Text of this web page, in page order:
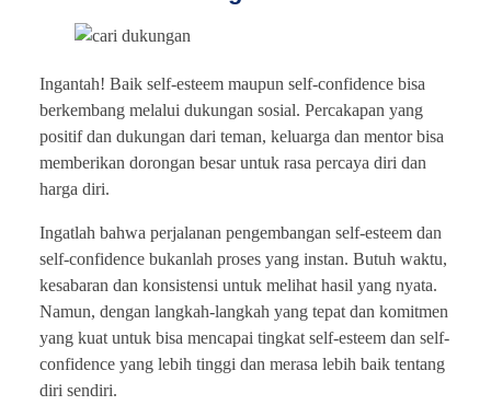
Ingantah! Baik self-esteem maupun self-confidence bisa
berkembang melalui dukungan sosial. Percakapan yang
positif dan dukungan dari teman, keluarga dan mentor bisa
memberikan dorongan besar untuk rasa percaya diri dan
harga diri.
Ingatlah bahwa perjalanan pengembangan self-esteem dan
self-confidence bukanlah proses yang instan. Butuh waktu,
kesabaran dan konsistensi untuk melihat hasil yang nyata.
Namun, dengan langkah-langkah yang tepat dan komitmen
yang kuat untuk bisa mencapai tingkat self-esteem dan self-
confidence yang lebih tinggi dan merasa lebih baik tentang
diri sendiri.